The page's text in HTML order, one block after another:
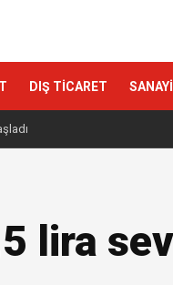
DIŞ TİCARET SANAYİ
lira